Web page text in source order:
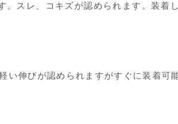
。スレ、コキズが認められます。装着
い伸びが認められますがすぐに装着可